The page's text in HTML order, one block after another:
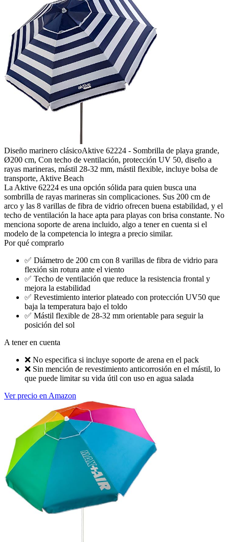
Diseño marinero clásicoAktive 62224 - Sombrilla de playa grande,
Ø200 cm, Con techo de ventilación, protección UV 50, diseño a
rayas marineras, mástil 28-32 mm, mástil flexible, incluye bolsa de
transporte, Aktive Beach
La Aktive 62224 es una opción sólida para quien busca una
sombrilla de rayas marineras sin complicaciones. Sus 200 cm de
arco y las 8 varillas de fibra de vidrio ofrecen buena estabilidad, y el
techo de ventilación la hace apta para playas con brisa constante. No
menciona soporte de arena incluido, algo a tener en cuenta si el
modelo de la competencia lo integra a precio similar.
Por qué comprarlo
✅ Diámetro de 200 cm con 8 varillas de fibra de vidrio para
flexión sin rotura ante el viento
✅ Techo de ventilación que reduce la resistencia frontal y
mejora la estabilidad
✅ Revestimiento interior plateado con protección UV50 que
baja la temperatura bajo el toldo
✅ Mástil flexible de 28-32 mm orientable para seguir la
posición del sol
A tener en cuenta
❌ No especifica si incluye soporte de arena en el pack
❌ Sin mención de revestimiento anticorrosión en el mástil, lo
que puede limitar su vida útil con uso en agua salada
Ver precio en Amazon